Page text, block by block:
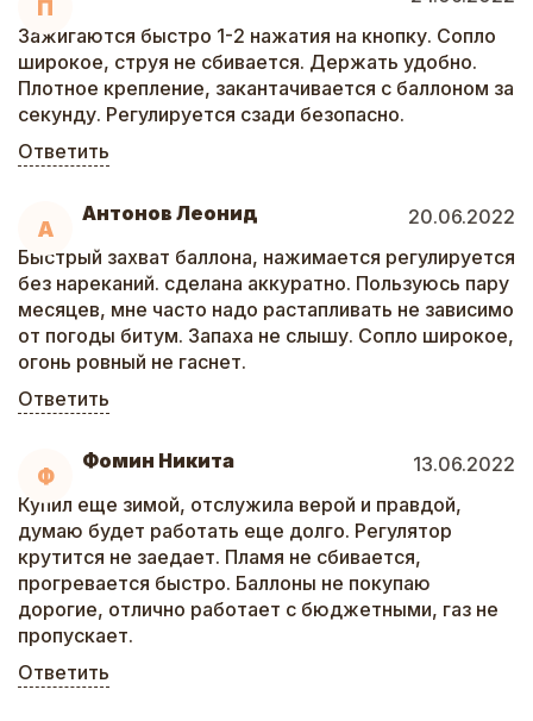
П
Зажигаются быстро 1-2 нажатия на кнопку. Сопло
широкое, струя не сбивается. Держать удобно.
Плотное крепление, закантачивается с баллоном за
секунду. Регулируется сзади безопасно.
Ответить
А
Антонов Леонид
20.06.2022
Быстрый захват баллона, нажимается регулируется
без нареканий. сделана аккуратно. Пользуюсь пару
месяцев, мне часто надо растапливать не зависимо
от погоды битум. Запаха не слышу. Сопло широкое,
огонь ровный не гаснет.
Ответить
Ф
Фомин Никита
13.06.2022
Купил еще зимой, отслужила верой и правдой,
думаю будет работать еще долго. Регулятор
крутится не заедает. Пламя не сбивается,
прогревается быстро. Баллоны не покупаю
дорогие, отлично работает с бюджетными, газ не
пропускает.
Ответить